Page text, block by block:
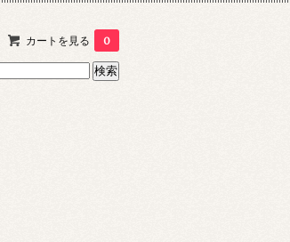
カートを見る 0